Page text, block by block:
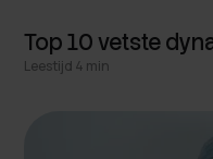
Top 10 vetste
Leestijd 4 min